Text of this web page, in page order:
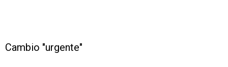
Cambio "urgente"